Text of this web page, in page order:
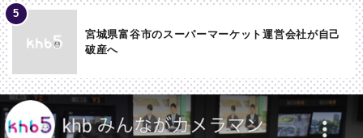
宮城県富谷市のスーパーマーケット運営会社が自己
破産へ